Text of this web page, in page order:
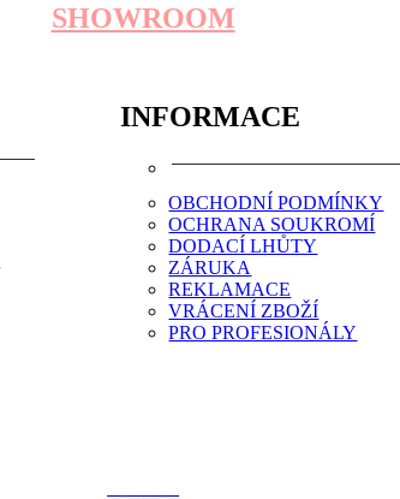
SHOWROOM
INFORMACE
OBCHODNÍ PODMÍNKY
OCHRANA SOUKROMÍ
DODACÍ LHŮTY
ZÁRUKA
REKLAMACE
VRÁCENÍ ZBOŽÍ
PRO PROFESIONÁLY